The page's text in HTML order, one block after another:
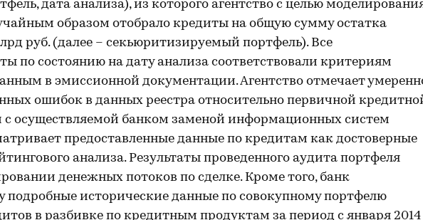
дата анализа), из которого агентство с целью
образом отобрало кредиты на общую сумму остатка
руб. (далее – секьюритизируемый портфель). Все
по состоянию на дату анализа соответствовали критериям
в эмиссионной документации. Агентство отмечает
ошибок в данных реестра относительно первичной
с осуществляемой банком заменой информационных систем
предоставленные данные по кредитам как достоверные
анализа. Результаты проведенного аудита портфеля
денежных потоков по сделке. Кроме того, банк
подробные исторические данные по совокупному портфелю
в разбивке по кредитным продуктам за период с января 2014